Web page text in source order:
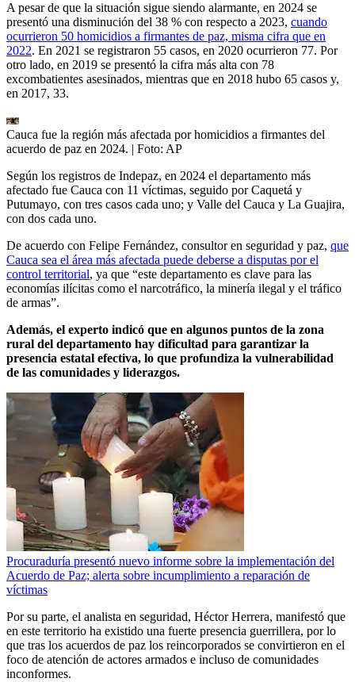
A pesar de que la situación sigue siendo alarmante, en 2024 se
presentó una disminución del 38 % con respecto a 2023, cuando
ocurrieron 50 homicidios a firmantes de paz, misma cifra que en
2022. En 2021 se registraron 55 casos, en 2020 ocurrieron 77. Por
otro lado, en 2019 se presentó la cifra más alta con 78
excombatientes asesinados, mientras que en 2018 hubo 65 casos y,
en 2017, 33.
Cauca fue la región más afectada por homicidios a firmantes del
acuerdo de paz en 2024. | Foto: AP
Según los registros de Indepaz, en 2024 el departamento más
afectado fue Cauca con 11 víctimas, seguido por Caquetá y
Putumayo, con tres casos cada uno; y Valle del Cauca y La Guajira,
con dos cada uno.
De acuerdo con Felipe Fernández, consultor en seguridad y paz, que
Cauca sea el área más afectada puede deberse a disputas por el
control territorial, ya que “este departamento es clave para las
economías ilícitas como el narcotráfico, la minería ilegal y el tráfico
de armas”.
Además, el experto indicó que en algunos puntos de la zona
rural del departamento hay dificultad para garantizar la
presencia estatal efectiva, lo que profundiza la vulnerabilidad
de las comunidades y liderazgos.
Procuraduría presentó nuevo informe sobre la implementación del
Acuerdo de Paz; alerta sobre incumplimiento a reparación de
víctimas
Por su parte, el analista en seguridad, Héctor Herrera, manifestó que
en este territorio ha existido una fuerte presencia guerrillera, por lo
que tras los acuerdos de paz los reincorporados se convirtieron en el
foco de atención de actores armados e incluso de comunidades
inconformes.